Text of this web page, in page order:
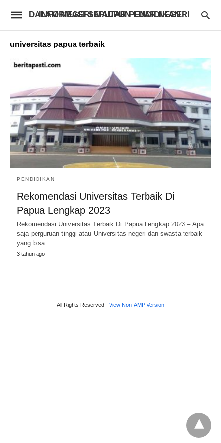
INFORMASI SEPUTAR PENDIDIKAN DALAM NEGERI MAUPUN LUAR NEGERI
universitas papua terbaik
PENDIDIKAN
Rekomendasi Universitas Terbaik Di
Papua Lengkap 2023
Rekomendasi Universitas Terbaik Di Papua Lengkap 2023 – Apa
saja perguruan tinggi atau Universitas negeri dan swasta terbaik
yang bisa…
3 tahun ago
All Rights Reserved View Non-AMP Version